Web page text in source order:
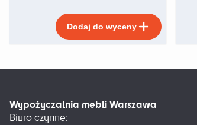
Dodaj do wyceny
Ten
produkt
Wypożyczalnia mebli Warszawa
Biuro czynne: